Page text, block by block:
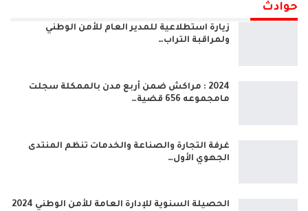
حوادث
زيارة استطلاعية للمدير العام للأمن الوطني
ولمراقبة التراب…
2024 : مراكش ضمن أربع مدن بالممكلة سجلت
مامجموعه 656 قضية…
غرفة التجارة والصناعة والخدمات تنظم المنتدى
الجهوي الأول…
الحصيلة السنوية للإدارة العامة للأمن الوطني 2024